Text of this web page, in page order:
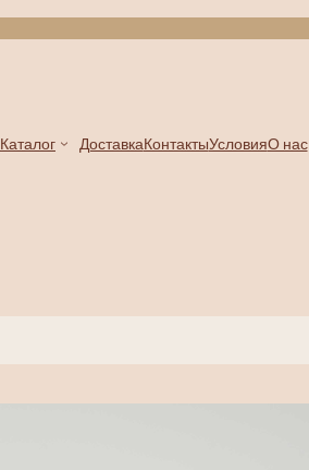
Каталог ДоставкаКонтактыУсловияО нас